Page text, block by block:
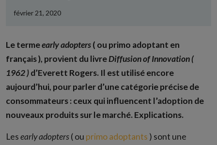
février 21, 2020
Le termeearly adopters( ou primo adoptant en
français ), provient du livreDiffusion of Innovation (
1962 )d’Everett Rogers. Il est utilisé encore
aujourd’hui, pour parler d’une catégorie précise de
consommateurs : ceux qui influencent l’adoption de
nouveaux produits sur le marché. Explications.
Lesearly adopters( ou primo adoptants ) sont une